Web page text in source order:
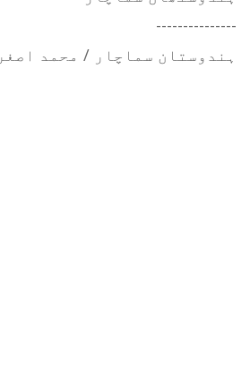
---------------
ہندوستان سماچار / محمد اصغر